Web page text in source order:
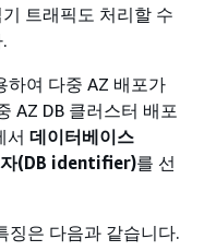
트래픽도 처리할 수
하여 다중 AZ 배포가
AZ DB 클러스터 배포
서 데이터베이스
자(DB identifier)를 선
징은 다음과 같습니다.